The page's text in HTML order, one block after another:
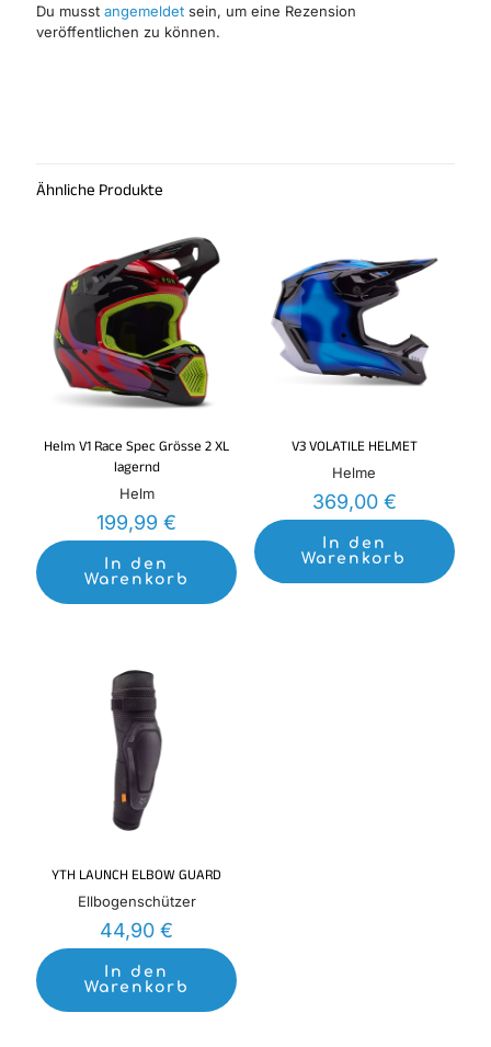
Du musst angemeldet sein, um eine Rezension
veröffentlichen zu können.
Ähnliche Produkte
Helm V1 Race Spec Grösse 2 XL
lagernd
Helm
199,99€
In den
Warenkorb
V3 VOLATILE HELMET
Helme
369,00 €
In den
Warenkorb
YTH LAUNCH ELBOW GUARD
Ellbogenschützer
44,90€
In den
Warenkorb